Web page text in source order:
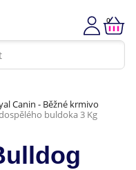
0
Canin - Běžné krmivo
buldoka 3 Kg